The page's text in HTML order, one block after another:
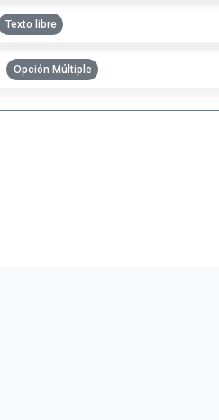
Texto libre
Opción Múltiple